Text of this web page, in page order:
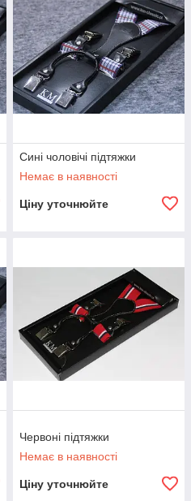
Сині чоловічі підтяжки
Немає в наявності
Ціну уточнюйте
Червоні підтяжки
Немає в наявності
Ціну уточнюйте